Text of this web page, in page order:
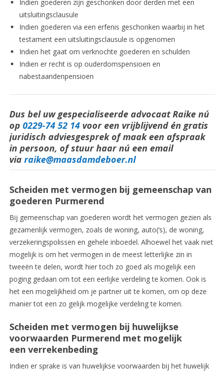
Indien goederen zijn geschonken door derden met een
uitsluitingsclausule
Indien goederen via een erfenis geschonken waarbij in het
testament een uitsluitingsclausule is opgenomen
Indien het gaat om verknochte goederen en schulden
Indien er recht is op ouderdomspensioen en
nabestaandenpensioen
Dus bel uw gespecialiseerde advocaat Raike nú
op 0229-74 52 14 voor een vrijblijvend én gratis
juridisch adviesgesprek of maak een afspraak
in persoon, of stuur haar nú een email
via raike@maasdamdeboer.nl
Scheiden met vermogen bij gemeenschap van
goederen Purmerend
Bij gemeenschap van goederen wordt het vermogen gezien als
gezamenlijk vermogen, zoals de woning, auto(‘s), de woning,
verzekeringspolissen en gehele inboedel. Alhoewel het vaak niet
mogelijk is om het vermogen in de meest letterlijke zin in
tweeën te delen, wordt hier toch zo goed als mogelijk een
poging gedaan om tot een eerlijke verdeling te komen. Ook is
het een mogelijkheid om je partner uit te komen, om op deze
manier tot een zo gelijk mogelijke verdeling te komen.
Scheiden met vermogen bij huwelijkse
voorwaarden Purmerend met mogelijk
een verrekenbeding
Indien er sprake is van huwelijkse voorwaarden bij het huwelijk